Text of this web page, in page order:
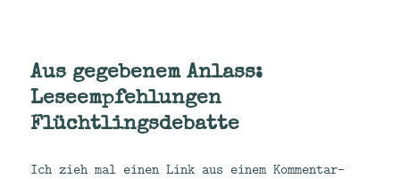
Aus gegebenem Anlass:
Leseempfehlungen
Flüchtlingsdebatte
Ich zieh mal einen Link aus einem Kommentar-